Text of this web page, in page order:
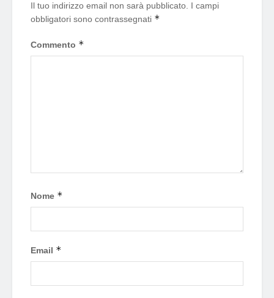
Il tuo indirizzo email non sarà pubblicato. I campi
obbligatori sono contrassegnati *
Commento *
Nome *
Email *